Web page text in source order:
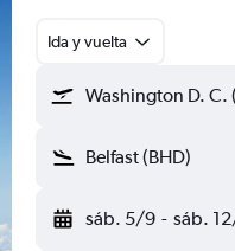
Ida y vuelta
Washington D. C.
Belfast (BHD)
sáb. 5/9 - sáb.